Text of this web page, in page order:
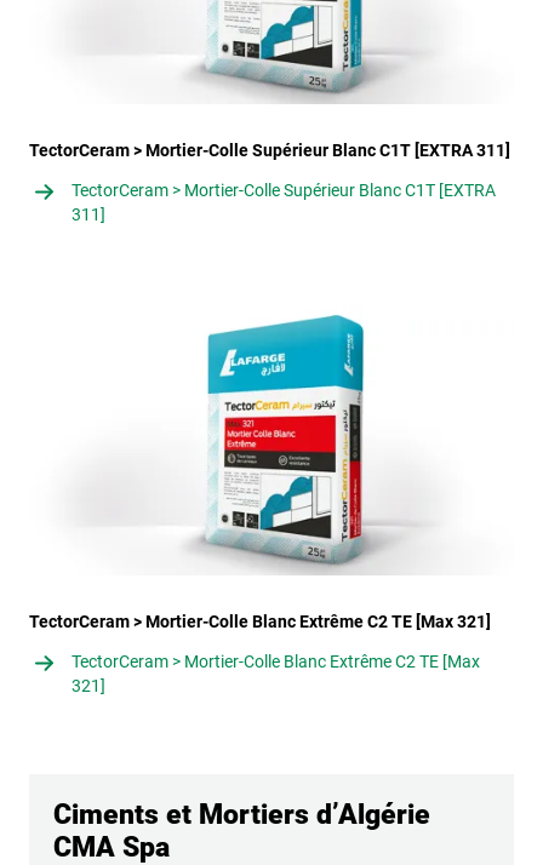
TectorCeram > Mortier-Colle Supérieur Blanc C1T [EXTRA 311]
TectorCeram > Mortier-Colle Supérieur Blanc C1T [EXTRA
311]
TectorCeram > Mortier-Colle Blanc Extrême C2 TE [Max 321]
TectorCeram > Mortier-Colle Blanc Extrême C2 TE [Max
321]
Ciments et Mortiers d’Algérie
CMA Spa